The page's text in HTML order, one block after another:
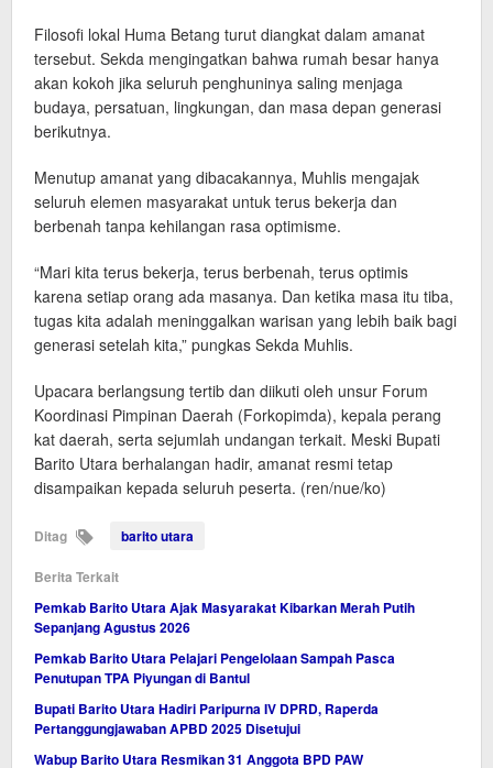
Filosofi lokal Huma Betang turut diangkat dalam amanat
tersebut. Sekda mengingatkan bahwa rumah besar hanya
akan kokoh jika seluruh penghuninya saling menjaga
budaya, persatuan, lingkungan, dan masa depan generasi
berikutnya.
Menutup amanat yang dibacakannya, Muhlis mengajak
seluruh elemen masyarakat untuk terus bekerja dan
berbenah tanpa kehilangan rasa optimisme.
“Mari kita terus bekerja, terus berbenah, terus optimis
karena setiap orang ada masanya. Dan ketika masa itu tiba,
tugas kita adalah meninggalkan warisan yang lebih baik bagi
generasi setelah kita,” pungkas Sekda Muhlis.
Upacara berlangsung tertib dan diikuti oleh unsur Forum
Koordinasi Pimpinan Daerah (Forkopimda), kepala perang
kat daerah, serta sejumlah undangan terkait. Meski Bupati
Barito Utara berhalangan hadir, amanat resmi tetap
disampaikan kepada seluruh peserta. (ren/nue/ko)
Ditag barito utara
Berita Terkait
Pemkab Barito Utara Ajak Masyarakat Kibarkan Merah Putih
Sepanjang Agustus 2026
Pemkab Barito Utara Pelajari Pengelolaan Sampah Pasca
Penutupan TPA Piyungan di Bantul
Bupati Barito Utara Hadiri Paripurna IV DPRD, Raperda
Pertanggungjawaban APBD 2025 Disetujui
Wabup Barito Utara Resmikan 31 Anggota BPD PAW